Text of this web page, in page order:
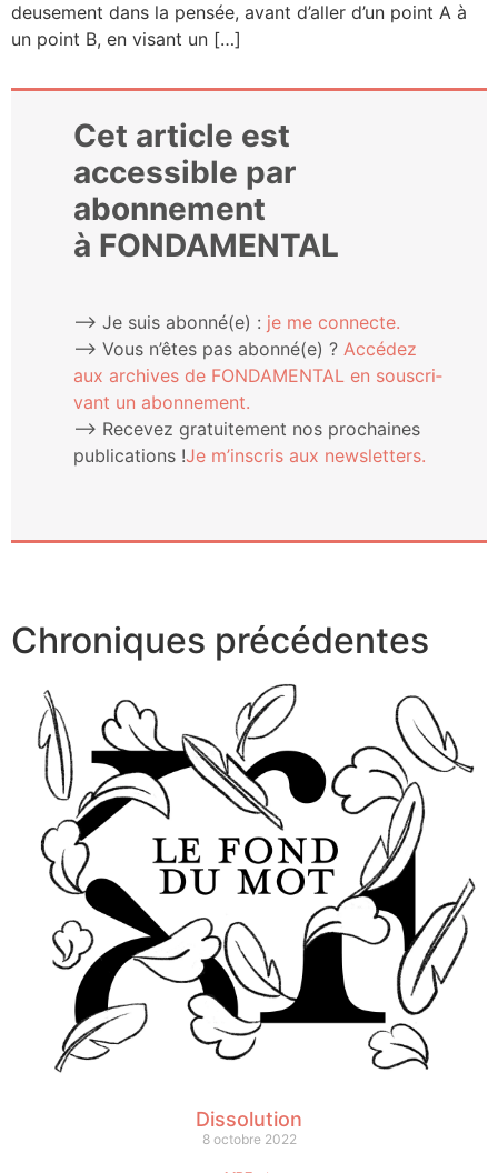
deu­se­ment dans la pen­sée, avant d’aller d’un point A à
un point B, en visant un […]
Cet article est
accessible par
abonnement
à FONDAMENTAL
⟶ Je suis abonné(e) : je me connecte.
⟶ Vous n’êtes pas abonné(e) ? Accé­dez
aux archives de FONDAMENTAL en sous­cri­
vant un abonnement.
⟶ Rece­vez gra­tui­te­ment nos pro­chaines
publi­ca­tions !Je m’ins­cris aux newsletters.
Chroniques précédentes
Dissolution
8 octobre 2022